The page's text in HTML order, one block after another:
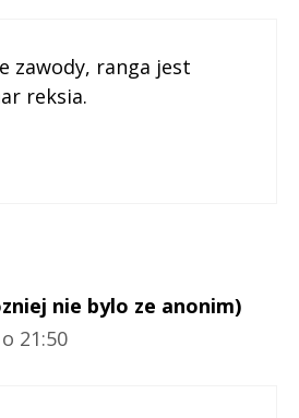
zawody, ranga jest
reksia.
nie bylo ze anonim)
21:50